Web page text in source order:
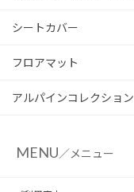
シートカバー
フロアマット
アルパインコレクション
MENU／メニュー